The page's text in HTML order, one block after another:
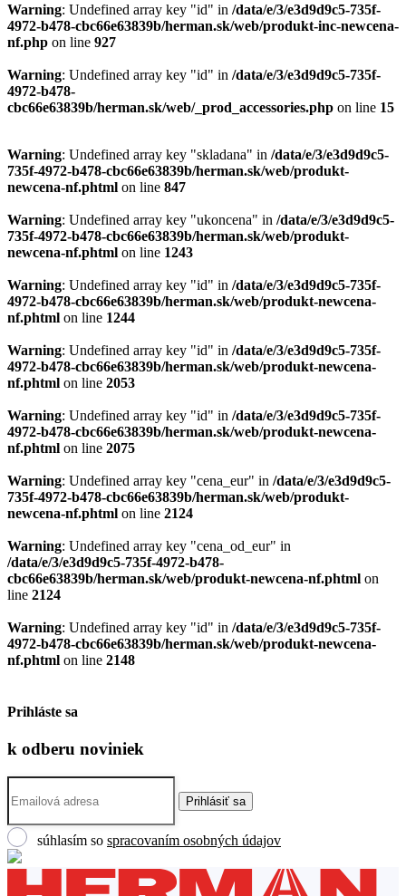
Warning: Undefined array key "id" in /data/e/3/e3d9d9c5-735f-
4972-b478-cbc66e63839b/herman.sk/web/produkt-inc-newcena-
nf.php on line 927
Warning: Undefined array key "id" in /data/e/3/e3d9d9c5-735f-
4972-b478-
cbc66e63839b/herman.sk/web/_prod_accessories.php on line 15
Warning: Undefined array key "skladana" in /data/e/3/e3d9d9c5-
735f-4972-b478-cbc66e63839b/herman.sk/web/produkt-
newcena-nf.phtml on line 847
Warning: Undefined array key "ukoncena" in /data/e/3/e3d9d9c5-
735f-4972-b478-cbc66e63839b/herman.sk/web/produkt-
newcena-nf.phtml on line 1243
Warning: Undefined array key "id" in /data/e/3/e3d9d9c5-735f-
4972-b478-cbc66e63839b/herman.sk/web/produkt-newcena-
nf.phtml on line 1244
Warning: Undefined array key "id" in /data/e/3/e3d9d9c5-735f-
4972-b478-cbc66e63839b/herman.sk/web/produkt-newcena-
nf.phtml on line 2053
Warning: Undefined array key "id" in /data/e/3/e3d9d9c5-735f-
4972-b478-cbc66e63839b/herman.sk/web/produkt-newcena-
nf.phtml on line 2075
Warning: Undefined array key "cena_eur" in /data/e/3/e3d9d9c5-
735f-4972-b478-cbc66e63839b/herman.sk/web/produkt-
newcena-nf.phtml on line 2124
Warning: Undefined array key "cena_od_eur" in
/data/e/3/e3d9d9c5-735f-4972-b478-
cbc66e63839b/herman.sk/web/produkt-newcena-nf.phtml on
line 2124
Warning: Undefined array key "id" in /data/e/3/e3d9d9c5-735f-
4972-b478-cbc66e63839b/herman.sk/web/produkt-newcena-
nf.phtml on line 2148
Prihláste sa
k odberu noviniek
súhlasím so spracovaním osobných údajov